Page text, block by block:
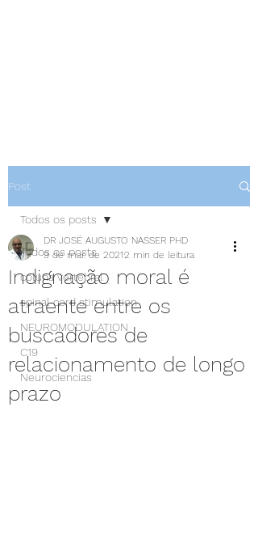
Post
Todos os posts
coluna vertebral
spinal cord stimulation
NEUROMODULATION
C19
Neurociencias
Todos os posts
Indignação moral é
atraente entre os
buscadores de
relacionamento de longo
prazo
DR JOSÉ AUGUSTO NASSER PHD
9 de mar. de 20212 min de leitura